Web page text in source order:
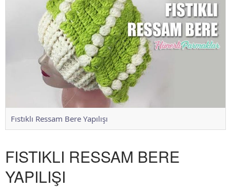
Fıstıklı Ressam Bere Yapılışı
FISTIKLI RESSAM BERE
YAPILIŞI